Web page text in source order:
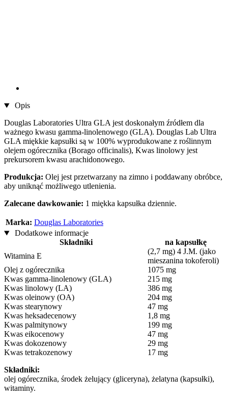
Opis
Douglas Laboratories Ultra GLA jest doskonałym źródłem dla
ważnego kwasu gamma-linolenowego (GLA). Douglas Lab Ultra
GLA miękkie kapsułki są w 100% wyprodukowane z roślinnym
olejem ogórecznika (Borago officinalis), Kwas linolowy jest
prekursorem kwasu arachidonowego.
Produkcja: Olej jest przetwarzany na zimno i poddawany obróbce,
aby uniknąć możliwego utlenienia.
Zalecane dawkowanie: 1 miękka kapsułka dziennie.
Marka: Douglas Laboratories
Dodatkowe informacje
Składniki
na kapsułkę
Witamina E
(2,7 mg) 4 J.M. (jako
mieszanina tokoferoli)
Olej z ogórecznika
1075 mg
Kwas gamma-linolenowy (GLA)
215 mg
Kwas linolowy (LA)
386 mg
Kwas oleinowy (OA)
204 mg
Kwas stearynowy
47 mg
Kwas heksadecenowy
1,8 mg
Kwas palmitynowy
199 mg
Kwas eikocenowy
47 mg
Kwas dokozenowy
29 mg
Kwas tetrakozenowy
17 mg
Składniki:
olej ogórecznika, środek żelujący (gliceryna), żelatyna (kapsułki),
witaminy.